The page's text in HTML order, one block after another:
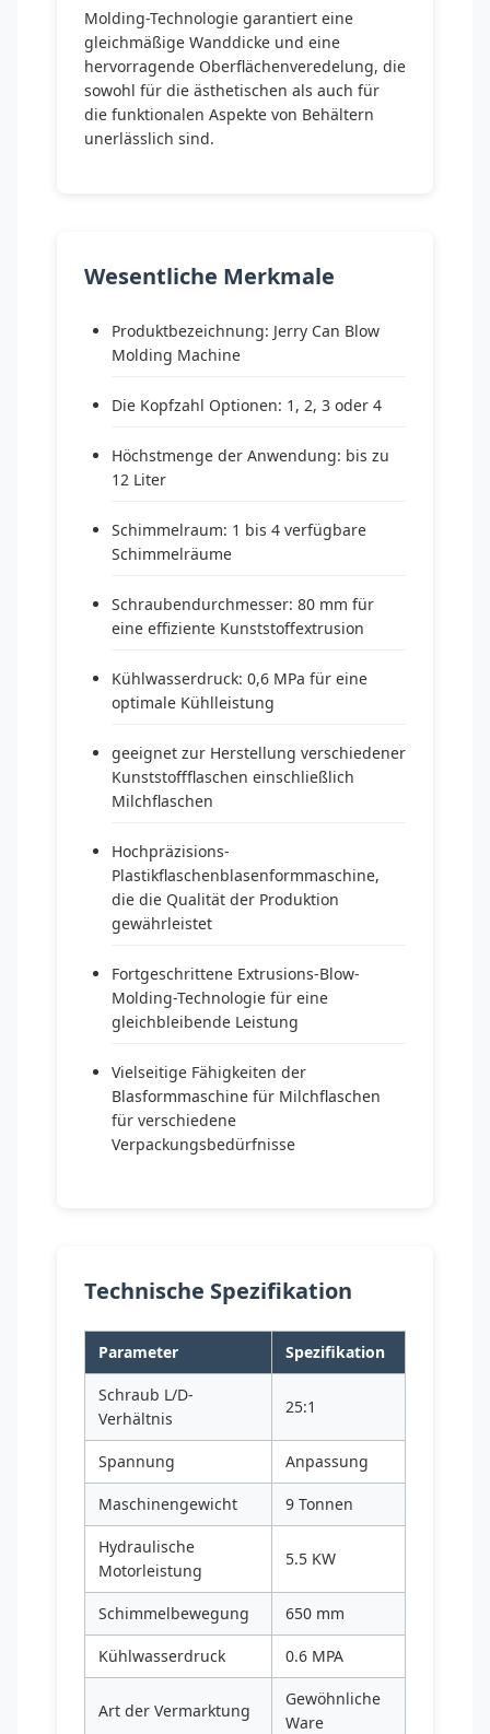
Molding-Technologie garantiert eine
gleichmäßige Wanddicke und eine
hervorragende Oberflächenveredelung, die
sowohl für die ästhetischen als auch für
die funktionalen Aspekte von Behältern
unerlässlich sind.
Wesentliche Merkmale
Produktbezeichnung: Jerry Can Blow
Molding Machine
Die Kopfzahl Optionen: 1, 2, 3 oder 4
Höchstmenge der Anwendung: bis zu
12 Liter
Schimmelraum: 1 bis 4 verfügbare
Schimmelräume
Schraubendurchmesser: 80 mm für
eine effiziente Kunststoffextrusion
Kühlwasserdruck: 0,6 MPa für eine
optimale Kühlleistung
geeignet zur Herstellung verschiedener
Kunststoffflaschen einschließlich
Milchflaschen
Hochpräzisions-
Plastikflaschenblasenformmaschine,
die die Qualität der Produktion
gewährleistet
Fortgeschrittene Extrusions-Blow-
Molding-Technologie für eine
gleichbleibende Leistung
Vielseitige Fähigkeiten der
Blasformmaschine für Milchflaschen
für verschiedene
Verpackungsbedürfnisse
Technische Spezifikation
Parameter Spezifikation
Schraub L/D-
Verhältnis
25:1
Spannung Anpassung
Maschinengewicht 9 Tonnen
Hydraulische
Motorleistung
5.5 KW
Schimmelbewegung 650 mm
Kühlwasserdruck 0.6 MPA
Art der Vermarktung
Gewöhnliche
Ware